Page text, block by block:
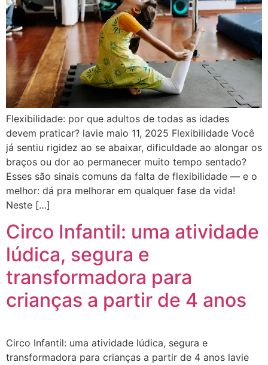
Flexibilidade: por que adultos de todas as idades
devem praticar? lavie maio 11, 2025 Flexibilidade Você
já sentiu rigidez ao se abaixar, dificuldade ao alongar os
braços ou dor ao permanecer muito tempo sentado?
Esses são sinais comuns da falta de flexibilidade — e o
melhor: dá pra melhorar em qualquer fase da vida!
Neste […]
Circo Infantil: uma atividade
lúdica, segura e
transformadora para
crianças a partir de 4 anos
Circo Infantil: uma atividade lúdica, segura e
transformadora para crianças a partir de 4 anos lavie